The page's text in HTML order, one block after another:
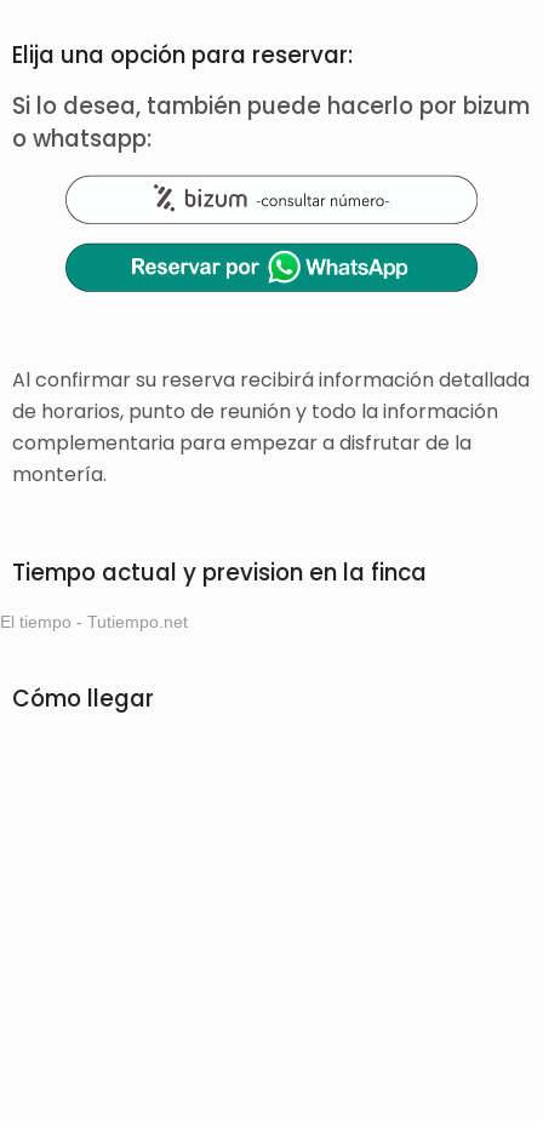
Elija una opción para reservar:
Si lo desea, también puede hacerlo por bizum
o whatsapp:
Al confirmar su reserva recibirá información detallada
de horarios, punto de reunión y todo la información
complementaria para empezar a disfrutar de la
montería.
Tiempo actual y prevision en la finca
El tiempo - Tutiempo.net
Cómo llegar